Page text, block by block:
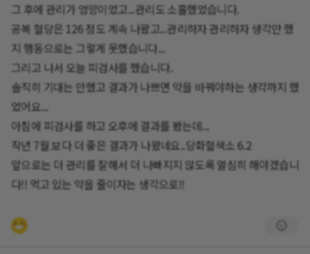
그 후에 관리가 엉망이었고...관리도 소홀했었습니다.
공복 혈당은 126 정도 계속 나왔고...관리하자 관리하자 생각만 했
지 행동으로는 그렇게 못했습니다...
그리고 나서 오늘 피검사를 했습니다.
솔직히 기대는 안했고 결과가 나쁘면 약을 바꿔야하는 생각까지 했
었어요...
아침에 피검사를 하고 오후에 결과를 봤는데...
작년 7월 보다 더 좋은 결과가 나왔네요..당화혈색소 6.2
앞으로는 더 관리를 잘해서 더 나빠지지 않도록 열심히 해야겠습니
다!! 먹고 있는 약을 줄이자는 생각으로!!